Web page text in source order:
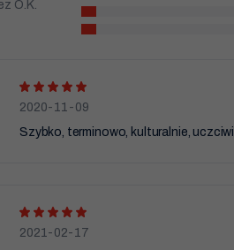
O.K.
2020-11-09
Szybko, terminowo, kulturalnie,
2021-02-17
Doświadczenie
Aby nasza strona
na nią. Jeśli
cookie, niektóre
strony
Marketing
Udostępniając
swoje